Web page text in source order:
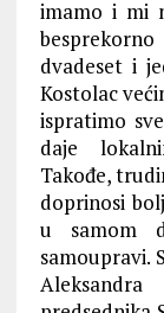
imamo i mi
dvadeset i
Kostolac
ispratimo
daje
Takođe,
doprinosi
u samom
samoupravi.